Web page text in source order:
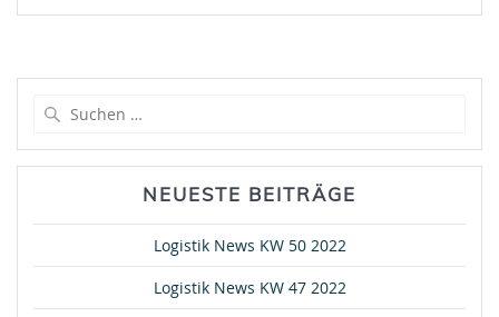
NEUESTE BEITRÄGE
Logistik News KW 50 2022
Logistik News KW 47 2022